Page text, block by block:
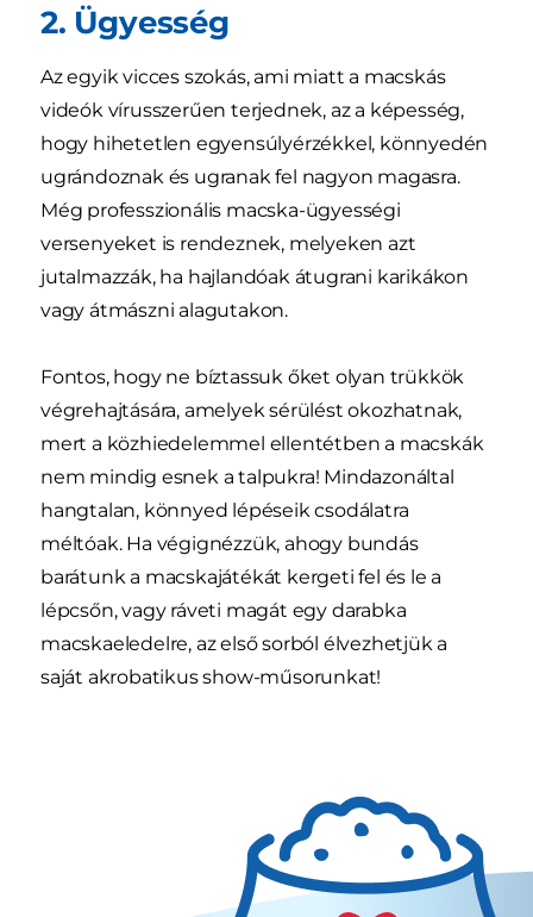
2. Ügyesség
Az egyik vicces szokás, ami miatt a macskás
videók vírusszerűen terjednek, az a képesség,
hogy hihetetlen egyensúlyérzékkel, könnyedén
ugrándoznak és ugranak fel nagyon magasra.
Még professzionális macska-ügyességi
versenyeket is rendeznek, melyeken azt
jutalmazzák, ha hajlandóak átugrani karikákon
vagy átmászni alagutakon.
Fontos, hogy ne bíztassuk őket olyan trükkök
végrehajtására, amelyek sérülést okozhatnak,
mert a közhiedelemmel ellentétben a macskák
nem mindig esnek a talpukra! Mindazonáltal
hangtalan, könnyed lépéseik csodálatra
méltóak. Ha végignézzük, ahogy bundás
barátunk a macskajátékát kergeti fel és le a
lépcsőn, vagy ráveti magát egy darabka
macskaeledelre, az első sorból élvezhetjük a
saját akrobatikus show-műsorunkat!